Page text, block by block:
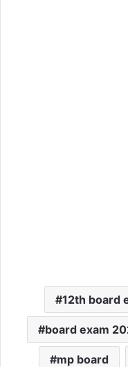
12th board
board exam
mp board